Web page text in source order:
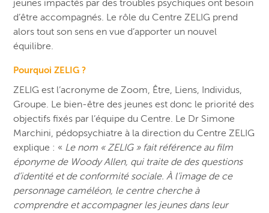
jeunes impactés par des troubles psychiques ont besoin
d’être accompagnés. Le rôle du Centre ZELIG prend
alors tout son sens en vue d’apporter un nouvel
équilibre.
Pourquoi ZELIG ?
ZELIG est l’acronyme de Zoom, Être, Liens, Individus,
Groupe. Le bien-être des jeunes est donc le priorité des
objectifs fixés par l’équipe du Centre. Le Dr Simone
Marchini, pédopsychiatre à la direction du Centre ZELIG
explique : « Le nom « ZELIG» fait référence au film
éponyme de Woody Allen, qui traite de des questions
d’identité et de conformité sociale. À l’image de ce
personnage caméléon, le centre cherche à
comprendre et accompagner les jeunes dans leur